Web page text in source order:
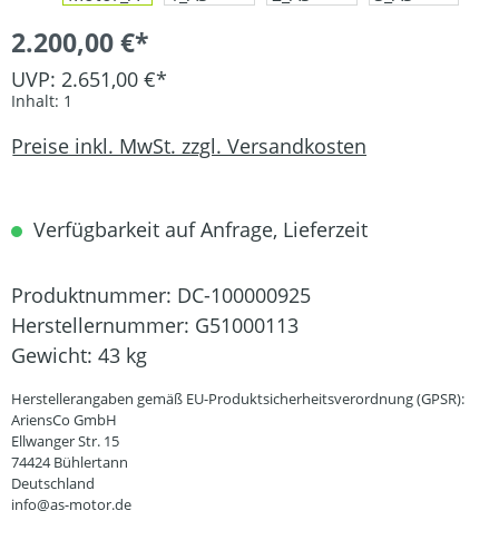
2.200,00 €*
UVP: 2.651,00 €*
Inhalt: 1
Preise inkl. MwSt. zzgl. Versandkosten
Verfügbarkeit auf Anfrage, Lieferzeit
Produktnummer: DC-100000925
Herstellernummer: G51000113
Gewicht: 43 kg
Herstellerangaben gemäß EU-Produktsicherheitsverordnung (GPSR):
AriensCo GmbH
Ellwanger Str. 15
74424 Bühlertann
Deutschland
info@as-motor.de